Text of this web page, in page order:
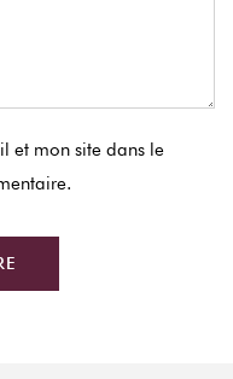
et mon site dans le